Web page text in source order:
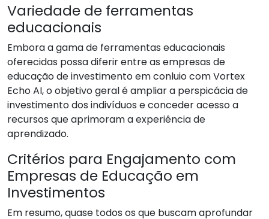
Variedade de ferramentas
educacionais
Embora a gama de ferramentas educacionais
oferecidas possa diferir entre as empresas de
educação de investimento em conluio com Vortex
Echo AI, o objetivo geral é ampliar a perspicácia de
investimento dos indivíduos e conceder acesso a
recursos que aprimoram a experiência de
aprendizado.
Critérios para Engajamento com
Empresas de Educação em
Investimentos
Em resumo, quase todos os que buscam aprofundar